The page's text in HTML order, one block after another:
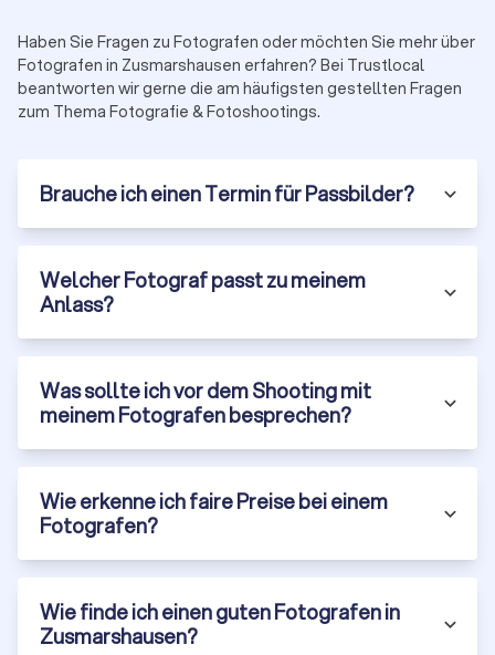
Warum ein Profi in Zusmarshausen den
Unterschied macht
Ein guter Fotograf liefert nicht nur schöne Bilder, sondern
Momente, die Sie Jahre später noch fühlen können. Die
Ein professioneller Fotograf fängt nicht einfach ein Motiv ein.
Er beobachtet, wartet, reagiert und schafft Bilder, die
Stimmung, Persönlichkeit und Atmosphäre transportieren.
Egal ob Porträt, Hochzeit oder Business-Shooting, ein Profi
erkennt die Momente, die Sie selbst oft gar nicht
noch wirken. Der Unterschied zum schnellen Handyfoto ist
nicht nur sichtbar, sondern fühlbar.
Sie müssen sich um nichts kümmern
Ein erfahrener Fotograf übernimmt die komplette
Vorbereitung. Licht, Location, Timing, Hintergrund, Posen,
Ausdruck. Sie müssen nicht überlegen, wie Sie stehen sollen
Unsicherheit und sorgen dafür, dass Sie auf jedem Bild so
wirken, wie Sie sich selbst gerne sehen würden. Natürlich,
Haben Sie Fragen zu Fotografen oder möchten Sie mehr über
Fotografen in Zusmarshausen erfahren? Bei Trustlocal
beantworten wir gerne die am häufigsten gestellten Fragen
zum Thema Fotografie & Fotoshootings.
Brauche ich einen Termin für Passbilder?
Welcher Fotograf passt zu meinem
Anlass?
Was sollte ich vor dem Shooting mit
meinem Fotografen besprechen?
Wie erkenne ich faire Preise bei einem
Fotografen?
Wie finde ich einen guten Fotografen in
Zusmarshausen?